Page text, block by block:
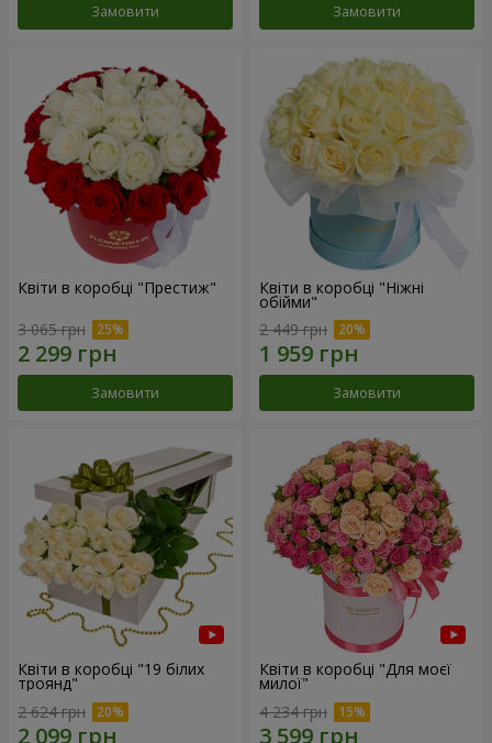
Замовити Замовити
Квіти в коробці "Престиж"
3 065 грн
Замовити
Квіти в коробці "Ніжні
обійми"
2 449 грн
Замовити
Квіти в коробці "19 білих
троянд"
2 624 грн
Квіти в коробці "Для моєї
милої"
4 234 грн